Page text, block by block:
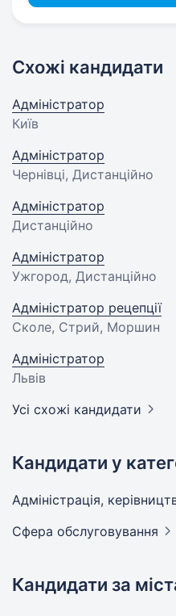
Схожі кандидати
Адміністратор
Київ
Адміністратор
Чернівці, Дистанційно
Адміністратор
Дистанційно
Адміністратор
Ужгород, Дистанційно
Адміністратор рецепції
Сколе, Стрий, Моршин
Адміністратор
Львів
Усі схожі кандидати
Кандидати у
Адмiнiстрацiя,
Сфера обслуговування
Кандидати за